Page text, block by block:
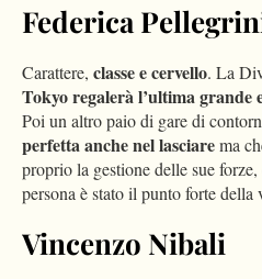
Federica
Carattere, classe e cervello. La
Tokyo regalerà l’ultima grande
Poi un altro paio di gare di
perfetta anche nel lasciarema
proprio la gestione delle sue
persona è stato il punto forte della
Vincenzo Nibali